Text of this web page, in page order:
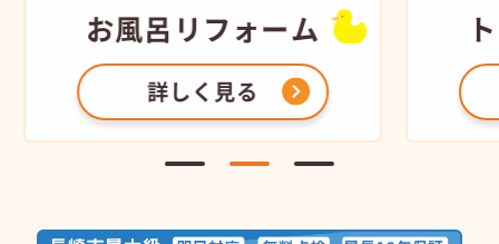
お風呂 リフォーム
詳しく見る